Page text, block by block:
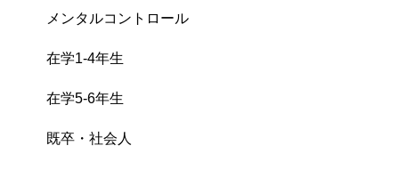
メンタルコントロール
在学1-4年生
在学5-6年生
既卒・社会人